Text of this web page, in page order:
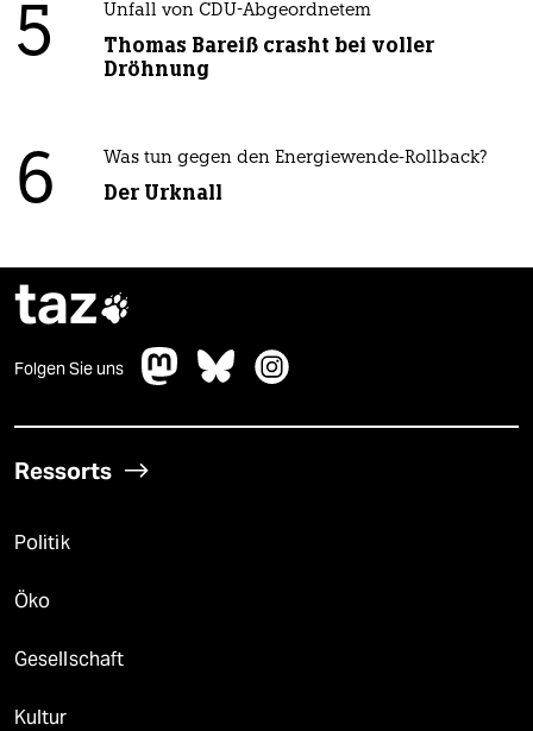
5 Unfall von CDU-Abgeordnetem
Thomas Bareiß crasht bei voller
Dröhnung
6 Was tun gegen den Energiewende-Rollback?
Der Urknall
taz
Folgen Sie uns
Ressorts
Politik
Öko
Gesellschaft
Kultur